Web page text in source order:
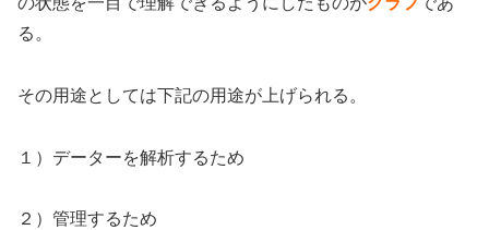
る。
その用途としては下記の用途が上げられる。
１）データーを解析するため
２）管理するため